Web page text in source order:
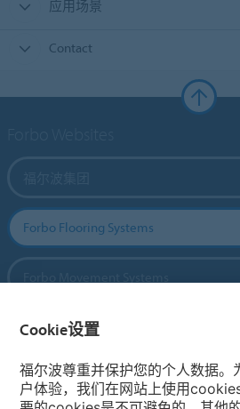
应用场景
Contact
Forbo Flooring Systems
国家
选择你的国家
Cookie设置
福尔波尊重并保护您的个人数据。
户体验，我们在网站上使用